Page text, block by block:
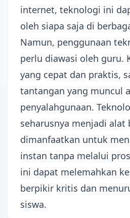
internet, teknologi ini
oleh siapa saja di
Namun, penggunaan
perlu diawasi oleh guru.
yang cepat dan praktis,
tantangan yang muncul
penyalahgunaan.
seharusnya menjadi
dimanfaatkan untuk
instan tanpa melalui
ini dapat melemahkan
berpikir kritis dan
siswa.